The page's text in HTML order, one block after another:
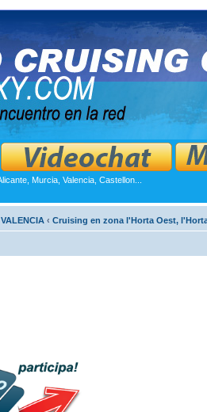
Murcia, Valencia, Castellon...
‹ Cruising en zona l'Horta Oest,